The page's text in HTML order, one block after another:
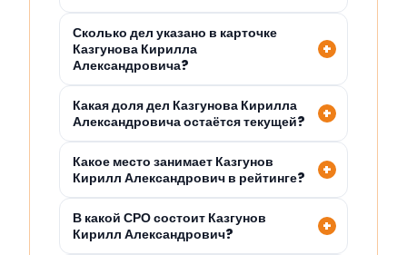
Сколько дел указано в карточке
Казгунова Кирилла
Александровича?
Какая доля дел Казгунова Кирилла
Александровича остаётся текущей?
Какое место занимает Казгунов
Кирилл Александрович в рейтинге?
В какой СРО состоит Казгунов
Кирилл Александрович?